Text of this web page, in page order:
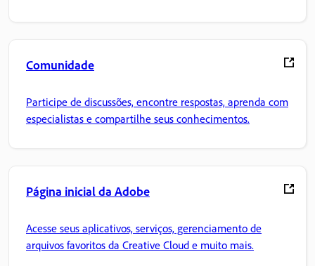
Comunidade
Participe de discussões, encontre respostas, aprenda com
especialistas e compartilhe seus conhecimentos.
Página inicial da Adobe
Acesse seus aplicativos, serviços, gerenciamento de
arquivos favoritos da Creative Cloud e muito mais.